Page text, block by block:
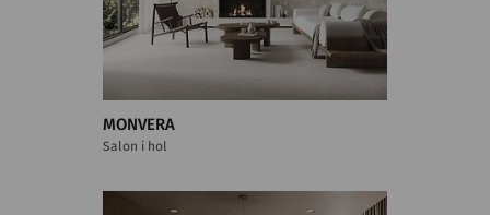
MONVERA
Salon i hol